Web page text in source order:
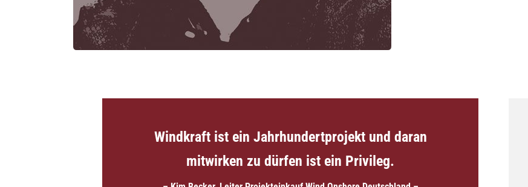
Windkraft ist ein Jahrhundertprojekt und daran
mitwirken zu dürfen ist ein Privileg.